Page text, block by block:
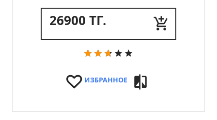
26900 ТГ.
ИЗБРАННОЕ